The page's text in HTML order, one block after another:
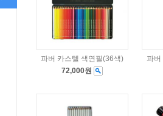
파버 카스텔 색연필(36색)
72,000원
파버